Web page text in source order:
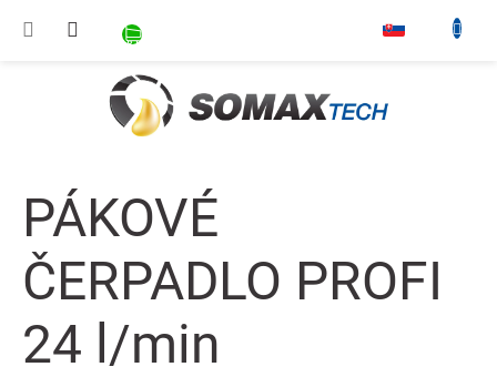
NÁKUPNÝ KOŠÍK
PÁKOVÉ
ČERPADLO PROFI
24 l/min